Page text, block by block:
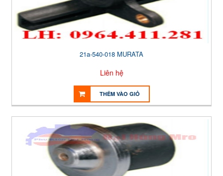
21a-540-018 MURATA
Liên hệ
THÊM VÀO GIỎ